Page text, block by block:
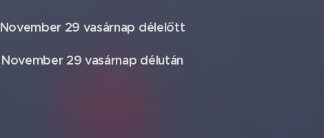
November 29 vasárnap délelőtt
November 29 vasárnap délután